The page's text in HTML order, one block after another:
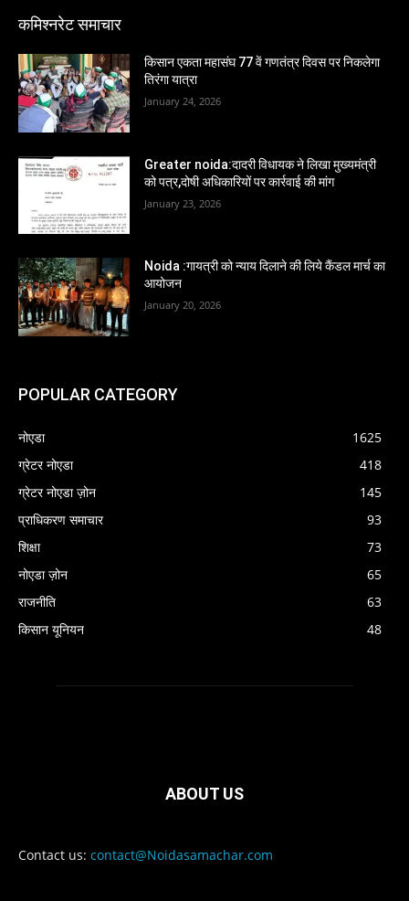
कमिश्नरेट समाचार
किसान एकता महासंघ 77 वें गणतंत्र दिवस पर निकलेगा
तिरंगा यात्रा
January 24, 2026
Greater noida:दादरी विधायक ने लिखा मुख्यमंत्री
को पत्र,दोषी अधिकारियों पर कार्रवाई की मांग
January 23, 2026
Noida :गायत्री को न्याय दिलाने की लिये कैंडल मार्च का
आयोजन
January 20, 2026
POPULAR CATEGORY
नोएडा
1625
ग्रेटर नोएडा
418
ग्रेटर नोएडा ज़ोन
145
प्राधिकरण समाचार
93
शिक्षा
73
नोएडा ज़ोन
65
राजनीति
63
किसान यूनियन
48
ABOUT US
Contact us: contact@Noidasamachar.com